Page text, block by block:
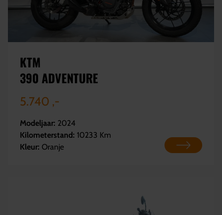
KTM
390 ADVENTURE
5.740 ,-
Modeljaar: 2024
Kilometerstand: 10233 Km
Kleur: Oranje